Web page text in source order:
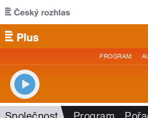
Přejít k hlavnímu obsahu
PROGRAM